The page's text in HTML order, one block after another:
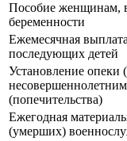
Пособие женщинам,
беременности
Ежемесячная
последующих детей
Установление опеки
(попечительства)
Ежегодная
(умерших)